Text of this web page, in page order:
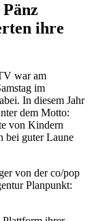
ihre
war am
im
In diesem Jahr
dem Motto:
von Kindern
bei guter Laune
von der co/pop
Planpunkt: